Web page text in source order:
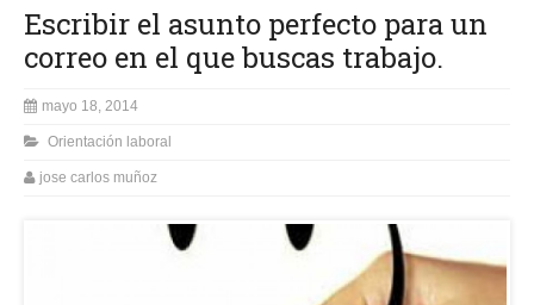
Escribir el asunto perfecto para un
correo en el que buscas trabajo.
mayo 18, 2014
Orientación laboral
jose carlos muñoz